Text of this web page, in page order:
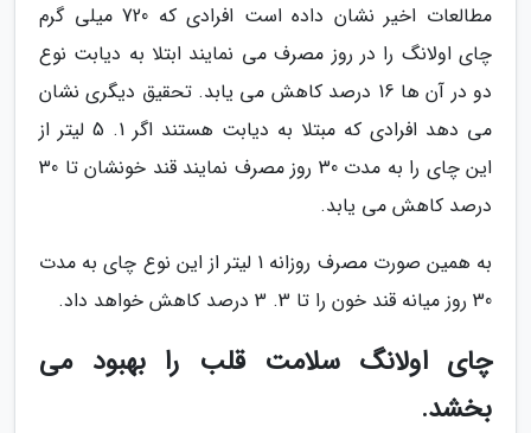
مطالعات اخیر نشان داده است افرادی که 720 میلی گرم
چای اولانگ را در روز مصرف می نمایند ابتلا به دیابت نوع
دو در آن ها 16 درصد کاهش می یابد. تحقیق دیگری نشان
می دهد افرادی که مبتلا به دیابت هستند اگر 1. 5 لیتر از
این چای را به مدت 30 روز مصرف نمایند قند خونشان تا 30
درصد کاهش می یابد.
به همین صورت مصرف روزانه 1 لیتر از این نوع چای به مدت
30 روز میانه قند خون را تا 3. 3 درصد کاهش خواهد داد.
چای اولانگ سلامت قلب را بهبود می
بخشد.